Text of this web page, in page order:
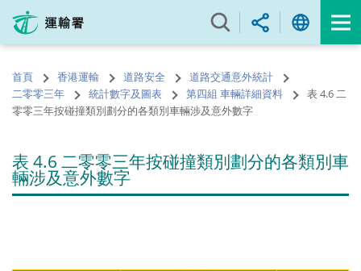
內
的
開
始
首頁 香港運輸 道路安全
道路交通意外統計
二零零三年
統計數字及圖表 第四組 車輛詳細資料
表 4.6 二
零零三年按碰撞類別劃分的各類別車輛涉及意外數字
表 4.6 二零零三年按碰撞類別劃分的各類別車
輛涉及意外數字